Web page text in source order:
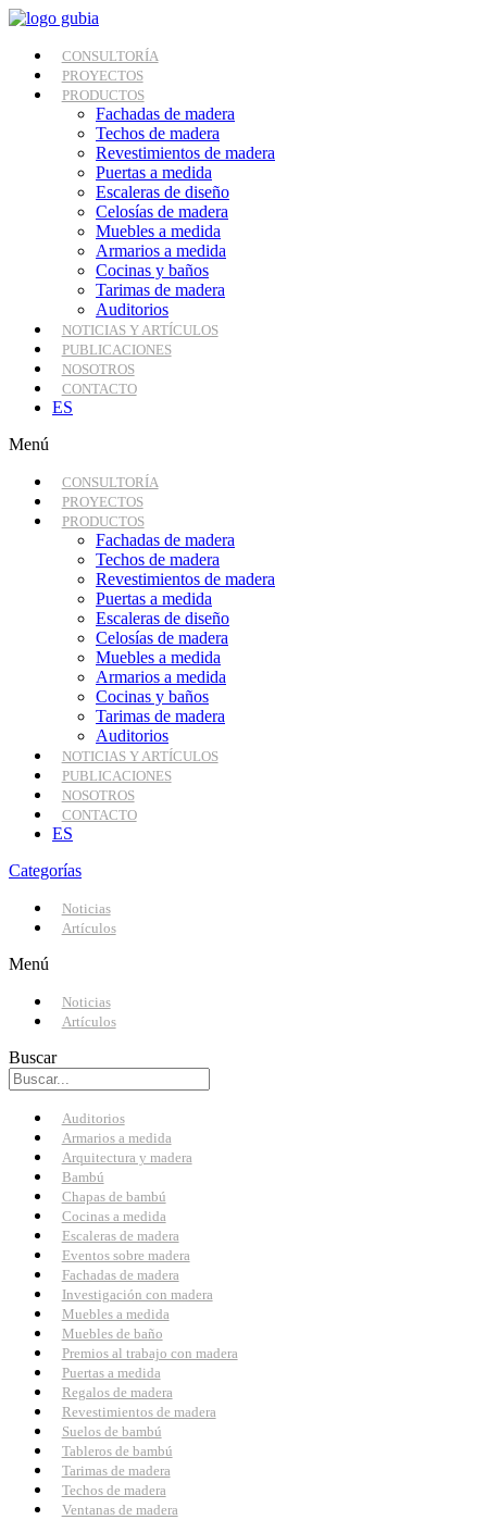
Ir
contenidoCONSULTORÍA
PROYECTOS
PRODUCTOS
Fachadas de madera
Techos de madera
Revestimientos de madera
Puertas a medida
Escaleras de diseño
Celosías de madera
Muebles a medida
Armarios a medida
Cocinas y baños
Tarimas de madera
Auditorios
NOTICIAS Y ARTÍCULOS
PUBLICACIONES
NOSOTROS
CONTACTO
ES
Menú
CONSULTORÍA
PROYECTOS
PRODUCTOS
Fachadas de madera
Techos de madera
Revestimientos de madera
Puertas a medida
Escaleras de diseño
Celosías de madera
Muebles a medida
Armarios a medida
Cocinas y baños
Tarimas de madera
Auditorios
NOTICIAS Y ARTÍCULOS
PUBLICACIONES
NOSOTROS
CONTACTO
ES
Categorías
Noticias
Artículos
Menú
Noticias
Artículos
Buscar
Auditorios
Armarios a medida
Arquitectura y madera
Bambú
Chapas de bambú
Cocinas a medida
Escaleras de madera
Eventos sobre madera
Fachadas de madera
Investigación con madera
Muebles a medida
Muebles de baño
Premios al trabajo con madera
Puertas a medida
Regalos de madera
Revestimientos de madera
Suelos de bambú
Tableros de bambú
Tarimas de madera
Techos de madera
Ventanas de madera